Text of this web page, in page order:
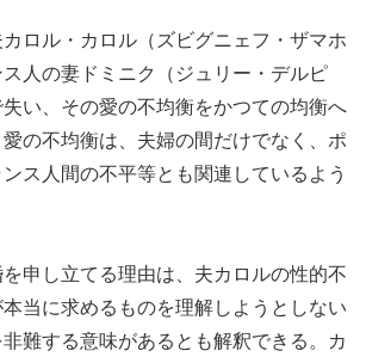
ロル・カロル（ズビグニェフ・ザマホ
人の妻ドミニク（ジュリー・デルピ
い、その愛の不均衡をかつての均衡へ
の不均衡は、夫婦の間だけでなく、ポ
ス人間の不平等とも関連しているよう
申し立てる理由は、夫カロルの性的不
当に求めるものを理解しようとしない
難する意味があるとも解釈できる。カ